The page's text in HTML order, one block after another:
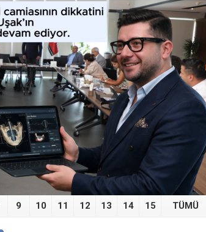
9 10 11 12 13 14 15 TÜMÜ